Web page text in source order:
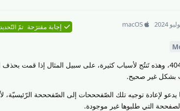
macOS إجابة مقترَحة تمّ
من الطّبيعيّ وجود أخطاء 404، وهذه تَنتُج لأسباب كثيرة، على سبيل المثال
التي طلبوها غير موجودة.